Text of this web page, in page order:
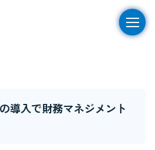
導入で財務マネジメント